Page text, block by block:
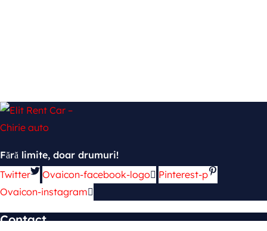
Fără limite, doar drumuri!
Twitter
Ovaicon-facebook-logo
Pinterest-p
Ovaicon-instagram
Contact